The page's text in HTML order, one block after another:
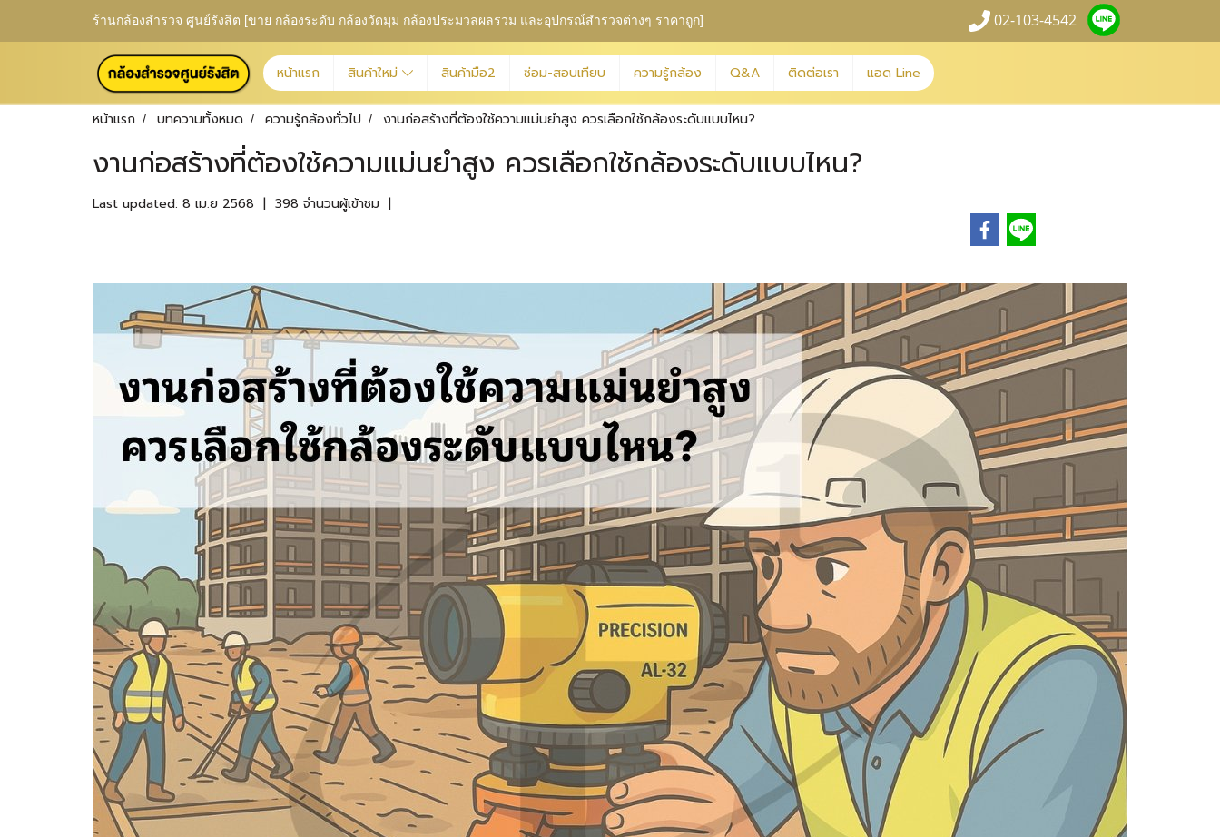
ร้านกล้องสำรวจ ศูนย์รังสิต [ขาย กล้องระดับ กล้องวัดมุม กล้องประมวลผลรวม และอุปกรณ์สำรวจต่างๆ ราคาถูก] 02-103-4542
หน้าแรก สินค้าใหม่ สินค้ามือ2 ซ่อม-สอบเทียบ ความรู้กล้อง Q&A ติดต่อเรา แอด Line
หน้าแรก บทความทั้งหมด ความรู้กล้องทั่วไป งานก่อสร้างที่ต้องใช้ความแม่นยำสูง ควรเลือกใช้กล้องระดับแบบไหน?
งานก่อสร้างที่ต้องใช้ความแม่นยำสูง ควรเลือกใช้กล้องระดับแบบไหน?
Last updated: 8 เม.ย 2568 | 398 จำนวนผู้เข้าชม |